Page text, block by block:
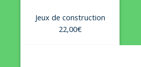
Jeux de construction
22,00€